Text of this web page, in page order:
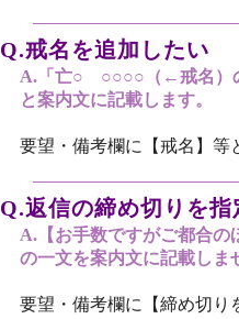
Q.戒名を追加したい
A.「亡○ ○○○○（←戒名）
と案内文に記載します。
要望・備考欄に【戒名】等
Q.返信の締め切りを指
A.【お手数ですがご都合
の一文を案内文に記載しま
要望・備考欄に【締め切り